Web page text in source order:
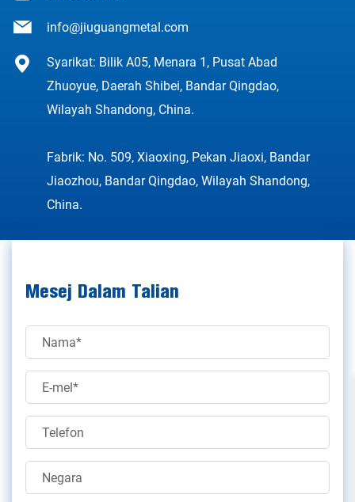
info@jiuguangmetal.com
Syarikat: Bilik A05, Menara 1, Pusat Abad
Zhuoyue, Daerah Shibei, Bandar Qingdao,
Wilayah Shandong, China.
Fabrik: No. 509, Xiaoxing, Pekan Jiaoxi, Bandar
Jiaozhou, Bandar Qingdao, Wilayah Shandong,
China.
Mesej Dalam Talian